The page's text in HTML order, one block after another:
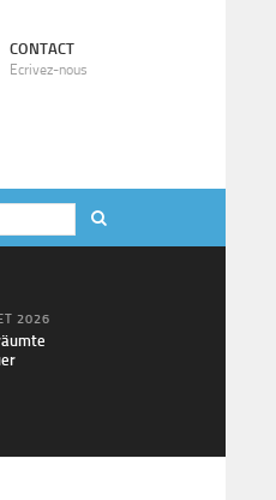
CONTACT
Ecrivez-nous
2026